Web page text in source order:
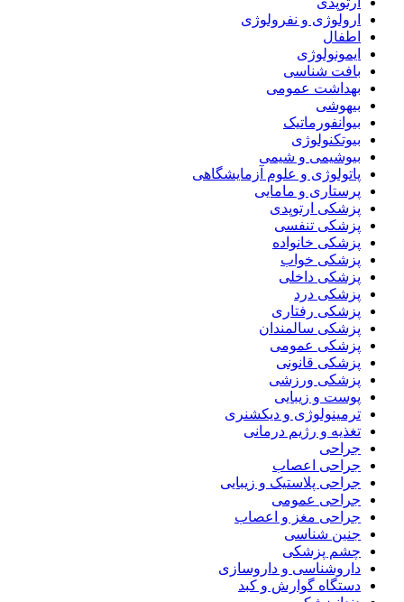
ارولوژی و نفرولوژی
اطفال
ایمونولوژی
بافت شناسی
بهداشت عمومی
بیهوشی
بیوانفورماتیک
بیوتکنولوژی
بیوشیمی و شیمی
پاتولوژی و علوم آزمایشگاهی
پرستاری و مامایی
پزشکی ارتوپدی
پزشکی تنفسی
پزشکی خانواده
پزشکی خواب
پزشکی داخلی
پزشکی درد
پزشکی رفتاری
پزشکی سالمندان
پزشکی عمومی
پزشکی قانونی
پزشکی ورزشی
پوست و زیبایی
ترمینولوژی و دیکشنری
تغذیه و رژیم درمانی
جراحی
جراحی اعصاب
جراحی پلاستیک و زیبایی
جراحی عمومی
جراحی مغز و اعصاب
جنین شناسی
چشم پزشکی
داروشناسی و داروسازی
دستگاه گوارش و کبد